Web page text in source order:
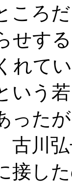
ころ
せす
れて
いう
った
古川
接し